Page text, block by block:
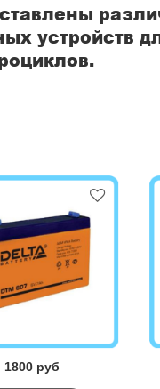
устройств
1800 руб